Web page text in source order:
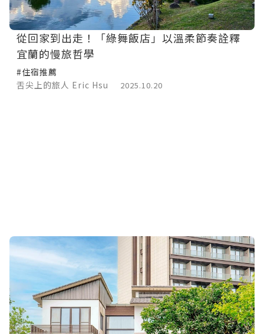
從回家到出走！「綠舞飯店」以溫柔節奏詮釋
宜蘭的慢旅哲學
#住宿推薦
舌尖上的旅人 Eric Hsu
2025.10.20